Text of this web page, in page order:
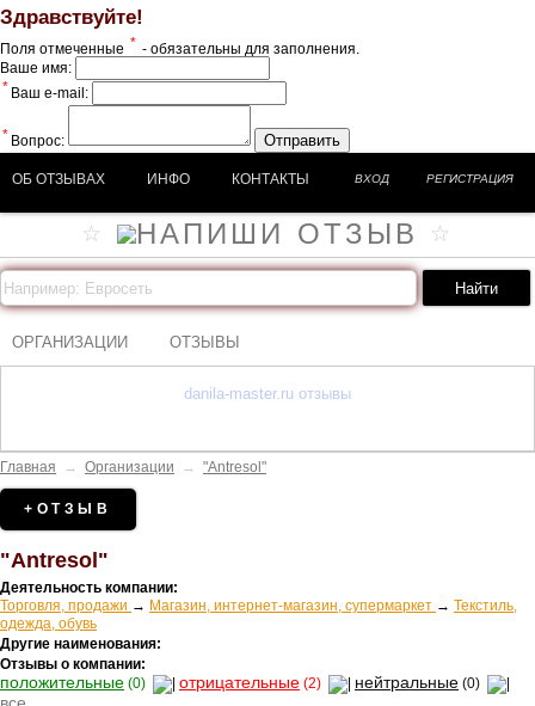
Здравствуйте!
Поля отмеченные * - обязательны для заполнения.
Ваше имя:
* Ваш e-mail:
* Вопрос: Отправить
ОБ ОТЗЫВАХ ИНФО КОНТАКТЫ ВХОД РЕГИСТРАЦИЯ
ОРГАНИЗАЦИИ ОТЗЫВЫ
danila-master.ru отзывы
Главная → Организации → "Antresol"
+ОТЗЫВ
"Antresol"
Деятельность компании:
Торговля, продажи → Магазин, интернет-магазин, супермаркет → Текстиль,
одежда, обувь
Другие наименования:
Отзывы о компании:
положительные (0) отрицательные (2) нейтральные (0)